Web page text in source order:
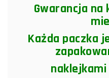
Gwarancja
Każda paczka